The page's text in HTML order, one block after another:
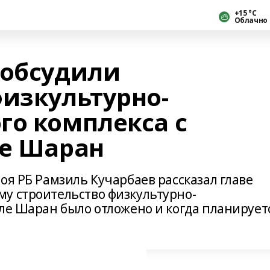
+15 °С
Облачно
комплекса с
Шаран
РБ Рамзиль Кучарбаев рассказал главе
физкультурно-
Шаран было отложено и когда